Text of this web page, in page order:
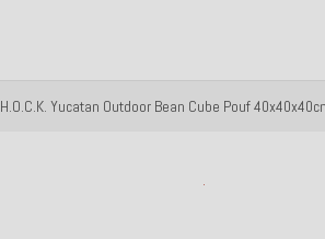
H.O.C.K. Yucatan Outdoor Bean Cube Pouf